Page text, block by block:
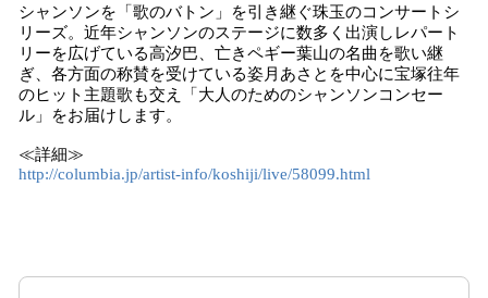
シャンソンを「歌のバトン」を引き継ぐ珠玉のコンサートシ
リーズ。近年シャンソンのステージに数多く出演しレパート
リーを広げている高汐巴、亡きペギー葉山の名曲を歌い継
ぎ、各方面の称賛を受けている姿月あさとを中心に宝塚往年
のヒット主題歌も交え「大人のためのシャンソンコンセー
ル」をお届けします。
≪詳細≫
http://columbia.jp/artist-info/koshiji/live/58099.html